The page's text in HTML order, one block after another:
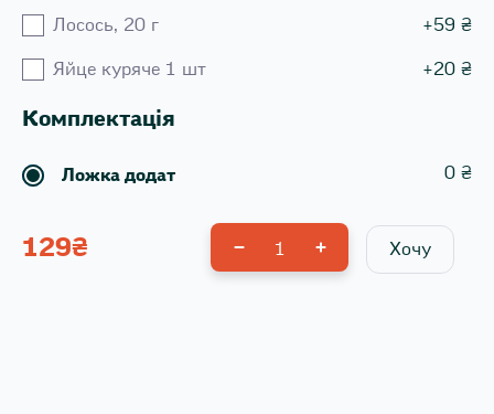
Лосось, 20 г +59 ₴
Яйце куряче 1 шт +20 ₴
Комплектація
Ложка додат 0 ₴
129₴ 1 Хочу